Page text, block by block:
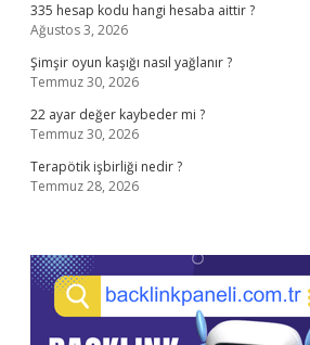
335 hesap kodu hangi hesaba aittir ?
Ağustos 3, 2026
Şimşir oyun kaşığı nasıl yağlanır ?
Temmuz 30, 2026
22 ayar değer kaybeder mi ?
Temmuz 30, 2026
Terapötik işbirliği nedir ?
Temmuz 28, 2026